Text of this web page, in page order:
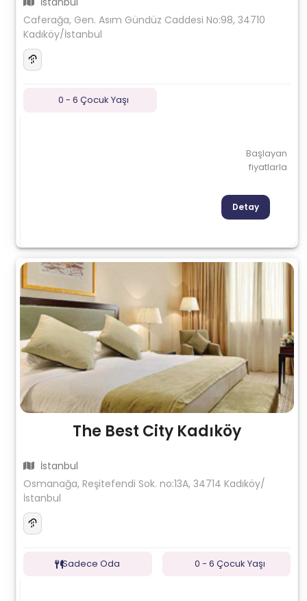
Caferağa, Gen. Asım Gündüz Caddesi No:98, 34710
Kadıköy/İstanbul
0 - 6 Çocuk Yaşı
Başlayan
fiyatlarla
Detay
The Best City Kadıköy
İstanbul
Osmanağa, Reşitefendi Sok. no:13A, 34714 Kadıköy/
İstanbul
Sadece Oda 0 - 6 Çocuk Yaşı